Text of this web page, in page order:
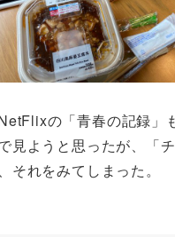
の「青春の記録」
見ようと思ったが、「
それをみてしまった。